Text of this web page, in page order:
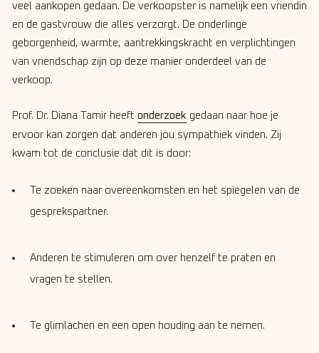
veel aankopen gedaan. De verkoopster is namelijk een vriendin
en de gastvrouw die alles verzorgt. De onderlinge
geborgenheid, warmte, aantrekkingskracht en verplichtingen
van vriendschap zijn op deze manier onderdeel van de
verkoop.
Prof. Dr. Diana Tamir heeft onderzoek gedaan naar hoe je
ervoor kan zorgen dat anderen jou sympathiek vinden. Zij
kwam tot de conclusie dat dit is door:
Te zoeken naar overeenkomsten en het spiegelen van de
gesprekspartner.
Anderen te stimuleren om over henzelf te praten en
vragen te stellen.
Te glimlachen en een open houding aan te nemen.